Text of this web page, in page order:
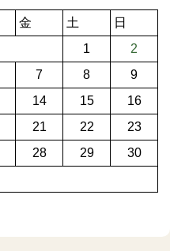
金 土
日
1
2
7 8
9
14 15
16
21 22
23
28 29
30